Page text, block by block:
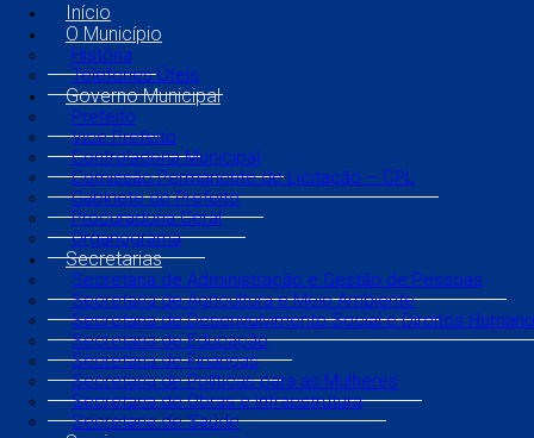
Início
O Município
História
Telefones Úteis
Governo Municipal
Prefeito
Vice Prefeito
Controladoria Municipal
Comissão Permanente de Licitação – CPL
Gabinete do Prefeito
Procuradoria Geral
Organograma
Secretarias
Secretaria de Administração e Gestão de Pessoas
Secretaria de Agricultura e Meio Ambiente
Secretaria de Desenvolvimento Social e Direitos
Secretaria de Educação
Secretaria de Finanças
Secretaria de Políticas para as Mulheres
Secretaria de Obras e Infraestrutura
Secretaria de Saúde